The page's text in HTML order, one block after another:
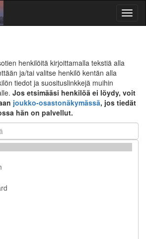
henkilöitä kirjoittamalla tekstiä alla
ja/tai valitse henkilö kentän alla
tiedot ja suosituslinkkejä muihin
Jos etsimääsi henkilöä ei löydy, voit
joukko-osastonäkymässä, jos tiedät
hän on palvellut.